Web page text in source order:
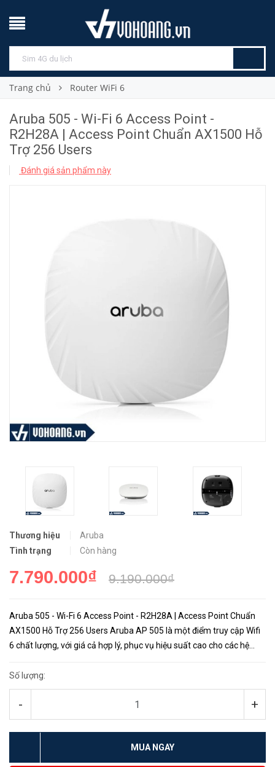
Trang chủ Router WiFi 6
Aruba 505 - Wi-Fi 6 Access Point -
R2H28A | Access Point Chuẩn AX1500 Hỗ
Trợ 256 Users
Đánh giá sản phẩm này
Thương hiệu
Aruba
Tình trạng
Còn hàng
7.790.000₫ 9.190.000₫
Aruba 505 - Wi-Fi 6 Access Point - R2H28A | Access Point Chuẩn
AX1500 Hỗ Trợ 256 Users Aruba AP 505 là một điểm truy cập Wifi
6 chất lượng, với giá cả hợp lý, phục vụ hiệu suất cao cho các hệ
Số lượng:
- +
MUA NGAY